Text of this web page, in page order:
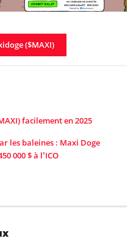
($MAXI)
facilement en 2025
les baleines : Maxi Doge
000 $ à l’ICO